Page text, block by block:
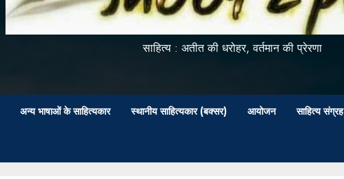
साहित्य : अतीत की धरोहर, वर्तमान की प्रेरणा
अन्य भाषाओं के साहित्यकार स्थानीय साहित्यकार (बक्सर) आयोजन साहित्य संग्रह